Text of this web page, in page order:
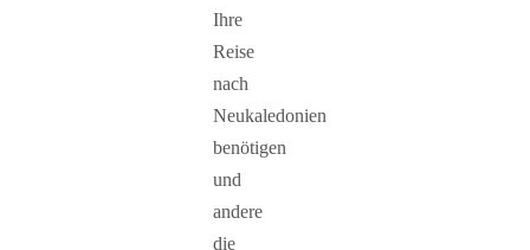
Ihre
Reise
nach
Neukaledonien
benötigen
und
andere
die